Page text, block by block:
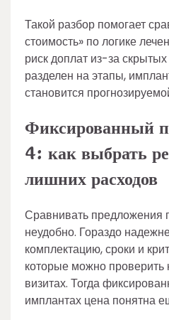
Такой разбор помогает
стоимость» по логике
риск доплат из-за
разделен на этапы,
становится
Фиксированный
4: как выбрать
лишних расходов
Сравнивать предложения
неудобно. Гораздо
комплектацию, сроки и
которые можно проверить
визитах. Тогда
имплантах цена понятна